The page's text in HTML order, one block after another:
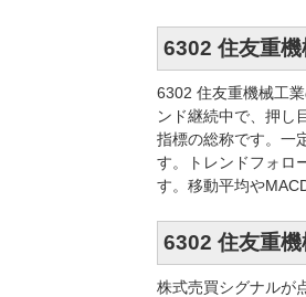
6302 住友重
6302 住友重機械工
ンド継続中で、押し
指標の総称です。一
す。トレンドフォロ
す。移動平均や
6302 住友重
株式売買シグナルが